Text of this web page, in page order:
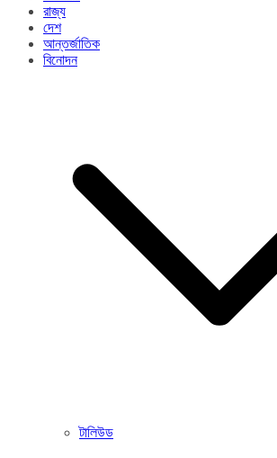
রাজ্য​
দেশ
আন্তর্জাতিক
বিনোদন
টালিউড